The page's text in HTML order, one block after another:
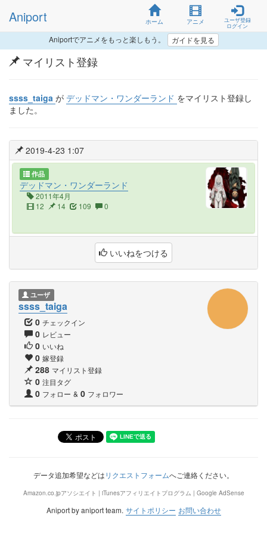
Aniport ホーム アニメ
ユーザ登録
ログイン
Aniportでアニメをもっと楽しもう。 ガイドを見る
マイリスト登録
ssss_taiga が デッドマン・ワンダーランド をマイリスト登録し
ました。
2019-4-23 1:07
作品
デッドマン・ワンダーランド
2011年4月
12
14 109 0
いいねをつける
ユーザ
ssss_taiga
0 チェックイン
0 レビュー
0 いいね
0 嫁登録
288 マイリスト登録
0 注目タグ
0 フォロー & 0 フォロワー
データ追加希望などはリクエストフォームへご連絡ください。
Amazon.co.jpアソシエイト | iTunesアフィリエイトプログラム | Google AdSense
Aniport by aniport team. サイトポリシー お問い合わせ